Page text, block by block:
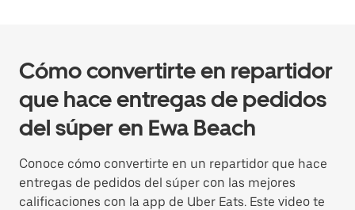
Cómo convertirte en repartidor
que hace entregas de pedidos
del súper en Ewa Beach
Conoce cómo convertirte en un repartidor que hace
entregas de pedidos del súper con las mejores
calificaciones con la app de Uber Eats. Este video te